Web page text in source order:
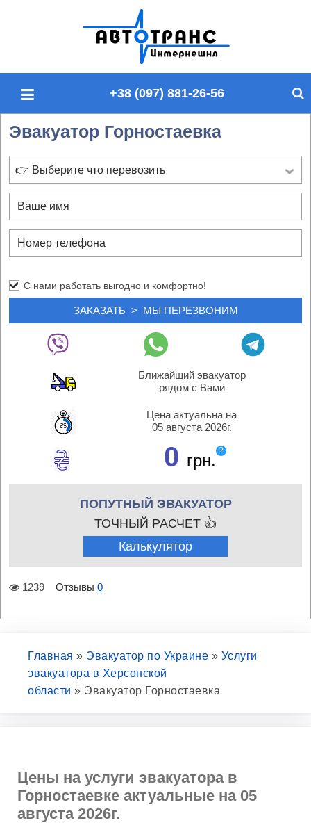
п
й
у
+38 (097) 881-26-56
Эвакуатор Горностаевка
👉 Выберите что перевозить
С нами работать выгодно и комфортно!
Ближайший эвакуатор
рядом с Вами
Цена актуальна на
05 августа 2026г.
0 грн.
?
ПОПУТНЫЙ ЭВАКУАТОР
ТОЧНЫЙ РАСЧЕТ 👍
Калькулятор
1239 Отзывы 0
Главная » Эвакуатор по Украине » Услуги
эвакуатора в Херсонской
области » Эвакуатор Горностаевка
Цены на услуги эвакуатора в
Горностаевке актуальные на 05
августа 2026г.